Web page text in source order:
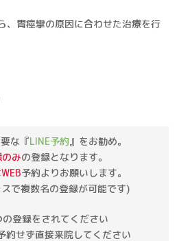
、胃痙攣の原因に合わせた治療を行
な『LINE予約』をお勧め。
みの登録となります。
WEB予約よりお願いします。
で複数名の登録が可能です)
登録をされてください
約せず直接来院してください